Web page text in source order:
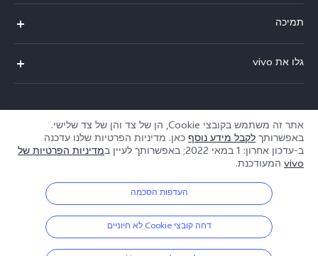
Y36
Y76 5G
Y21
Y22s
תמיכה
עדכון מערכת
תקנון שירות
הצהרת הפרטיות לשירות הלקוחות
גלו את vivo
אודותינו
קיימא
תנאי הפרטיות של vivo
service@il.vivo.com
Israel | בחר מדינה/אזור
מדיניות קובצי ה-Cookie של vivo
| מדיניות הפרטיות של vivo | תמיכת פרטיות
אתר זה משתמש בקובצי Cookie, הן של צד והן של צד שלישי.
באפשרותךלקבל מידע נוסףכאן. מדיניות הפרטיות שלנו עדכנה
ב-עדכון אחרון: 1 במאי 2022 ; באפשרותך לעיין במדיניות הפרטיות של
vivo המעודכנת.
העדפות הסכמה
דחה קובצי Cookie לא חיוניים